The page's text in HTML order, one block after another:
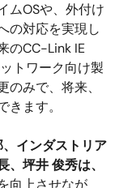
ムOSや、外付け
の対応を実現し
のCC-Link IE
トワーク向け製
みで、将来、
ます。
インダストリア
坪井 俊秀は、
向上させなが